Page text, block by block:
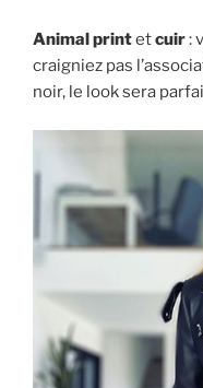
Animal printetcuir:
craigniez pas
noir, le look sera